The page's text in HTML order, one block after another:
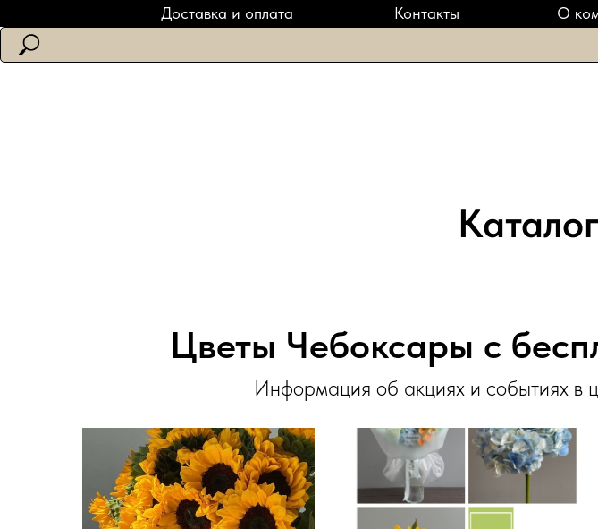
Доставка и оплата Контакты О
Цветы Чебоксары с
Информация об акциях и событиях в